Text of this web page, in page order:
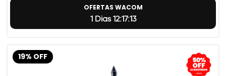
OFERTAS WACOM
1 Dias 12:17:12
19% OFF